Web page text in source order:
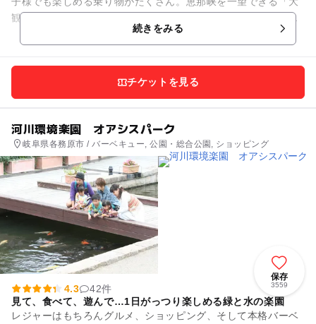
観覧車」や池の上をのんびりと走る「サイクルコースター」、
ミニ急流すべりの「ウォータ...続きをみる
チケットを見る
河川環境楽園 オアシスパーク
岐阜県各務原市 / バーベキュー, 公園・総合公園, ショッピング
保存
3559
4.3
42件
見て、食べて、遊んで…1日がっつり楽しめる緑と水の楽園
レジャーはもちろんグルメ、ショッピング、そして本格バーベ